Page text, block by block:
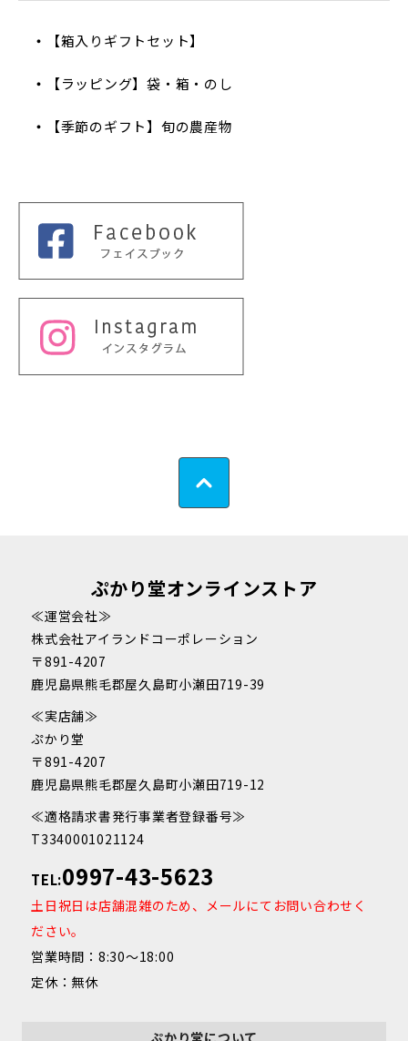
【箱入りギフトセット】
【ラッピング】袋・箱・のし
【季節のギフト】旬の農産物
ぷかり堂オンラインストア
≪運営会社≫
株式会社アイランドコーポレーション
〒891-4207
鹿児島県熊毛郡屋久島町小瀬田719-39
≪実店舗≫
ぷかり堂
〒891-4207
鹿児島県熊毛郡屋久島町小瀬田719-12
≪適格請求書発行事業者登録番号≫
T3340001021124
TEL:0997-43-5623
土日祝日は店舗混雑のため、メールにてお問い合わせく
ださい。
営業時間：8:30～18:00
定休：無休